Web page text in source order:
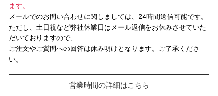
ます。
メールでのお問い合わせに関しましては、24時間送信可能です。
ただし、土日祝など弊社休業日はメール返信をお休みさせていた
だいておりますので、
ご注文やご質問への回答は休み明けとなります。ご了承くださ
い。
営業時間の詳細はこちら